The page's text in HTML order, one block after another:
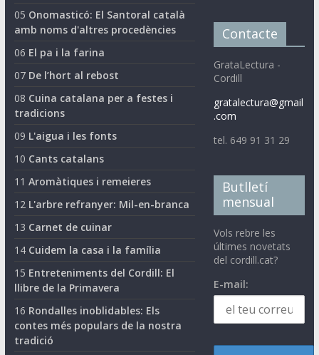
05 Onomasticó: El Santoral català
amb noms d'altres procedències
06 El pa i la farina
07 De l’hort al rebost
08 Cuina catalana per a festes i
tradicions
09 L'aigua i les fonts
10 Cants catalans
11 Aromàtiques i remeieres
12 L'arbre refranyer: Mil-en-branca
13 Carnet de cuinar
14 Cuidem la casa i la família
15 Entreteniments del Cordill: El
llibre de la Primavera
16 Rondalles inoblidables: Els
contes més populars de la nostra
tradició
Contacte
GrataLectura -
Cordill
gratalectura@gmail
.com
tel. 649 91 31 29
Butlletí
mensual
Vols rebre les
últimes novetats
del cordill.cat?
E-mail: